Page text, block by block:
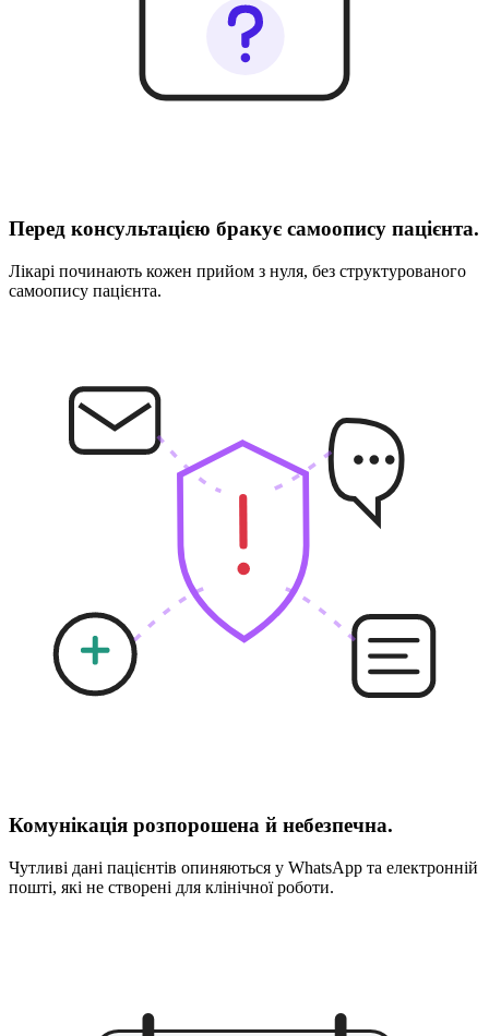
Перед консультацією бракує самоопису пацієнта.
Лікарі починають кожен прийом з нуля, без структурованого
самоопису пацієнта.
Комунікація розпорошена й небезпечна.
Чутливі дані пацієнтів опиняються у WhatsApp та електронній
пошті, які не створені для клінічної роботи.